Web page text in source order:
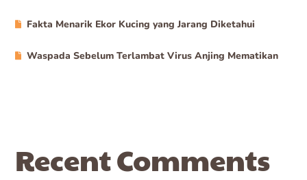
Fakta Menarik Ekor Kucing yang Jarang Diketahui
Waspada Sebelum Terlambat Virus Anjing Mematikan
Recent Comments